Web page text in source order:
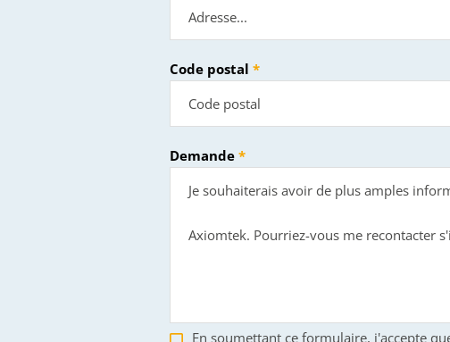
Code postal
Demande
En soumettant ce formulaire, j'accepte